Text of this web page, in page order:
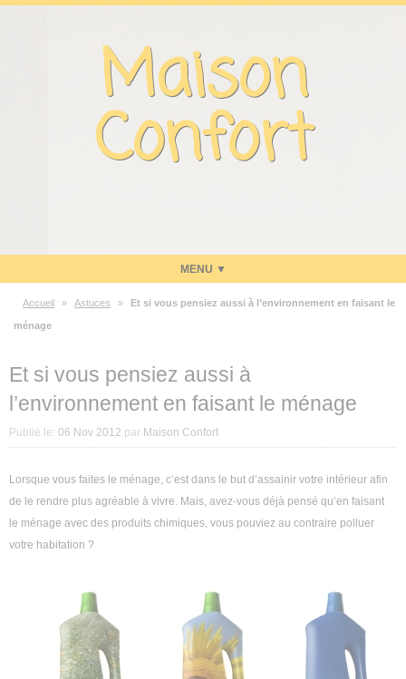
Panneau de gestion des cookies
Maison
Confort
Maison
Economies d’énergie
Décoration intérieure
Aménagement extérieur
Jardin
Accueil » Astuces » Et si vous pensiez aussi à l’environnement en faisant le
ménage
Et si vous pensiez aussi à
l’environnement en faisant le ménage
Publié le: 06 Nov 2012 par Maison Confort
Lorsque vous faites le ménage, c’est dans le but d’assainir votre intérieur afin
de le rendre plus agréable à vivre. Mais, avez-vous déjà pensé qu’en faisant
le ménage avec des produits chimiques, vous pouviez au contraire polluer
votre habitation ?